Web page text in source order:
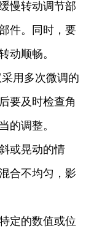
慢转动调节部
件。同时，要
动顺畅。
用多次微调的
要及时检查角
的调整。
或晃动的情
合不均匀，影
定的数值或位